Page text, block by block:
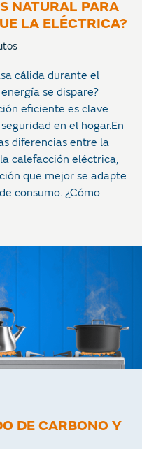
NATURAL PARA
LA ELÉCTRICA?
cálida durante el
se dispare?
eficiente es clave
en el hogar.En
diferencias entre la
calefacción eléctrica,
que mejor se adapte
consumo. ¿Cómo
DE CARBONO Y